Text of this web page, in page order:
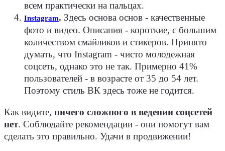
всем практически на пальцах.
Instagram. Здесь основа основ - качественные
фото и видео. Описания - короткие, с большим
количеством смайликов и стикеров. Принято
думать, что Instagram - чисто молодежная
соцсеть, однако это не так. Примерно 41%
пользователей - в возрасте от 35 до 54 лет.
Поэтому стиль ВК здесь тоже не годится.
Как видите, ничего сложного в ведении соцсетей
нет. Соблюдайте рекомендации - они помогут вам
сделать это правильно. Удачи в продвижении!